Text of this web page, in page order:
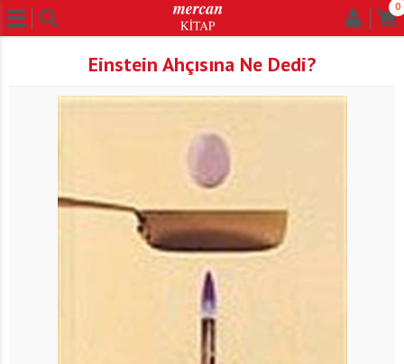
0
Einstein Ahçısına Ne Dedi?